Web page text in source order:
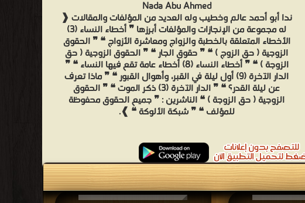
Nada Abu Ahmed
ندا أبو أحمد عالم وخطيب وله العديد من المؤلفات والمقالات ❰
له مجموعة من الإنجازات والمؤلفات أبرزها ❞ أخطاء النساء (3)
الأخطاء المتعلقة بالخطبة والزواج ومعاشرة الأزواج ❝ ❞ الحقوق
الزوجية ( حق الزوج ) ❝ ❞ حقوق الجار ❝ ❞ الحقوق الزوجية ( حق
الزوجة ) ❝ ❞ أخطاء النساء (8) أخطاء عامة تقع فيها النساء ❝ ❞
الدار الآخرة (9) أول ليلة في القبر، وأهوال القبور ❝ ❞ ماذا تعرف
عن ليلة القدر؟ ❝ ❞ الدار الآخرة (3) ذكر الموت ❝ ❞ الحقوق
الزوجية ( حق الزوجة ) ❝ الناشرين : ❞ جميع الحقوق محفوظة
للمؤلف ❝ ❞ شبكة الألوكة ❝ ❱.